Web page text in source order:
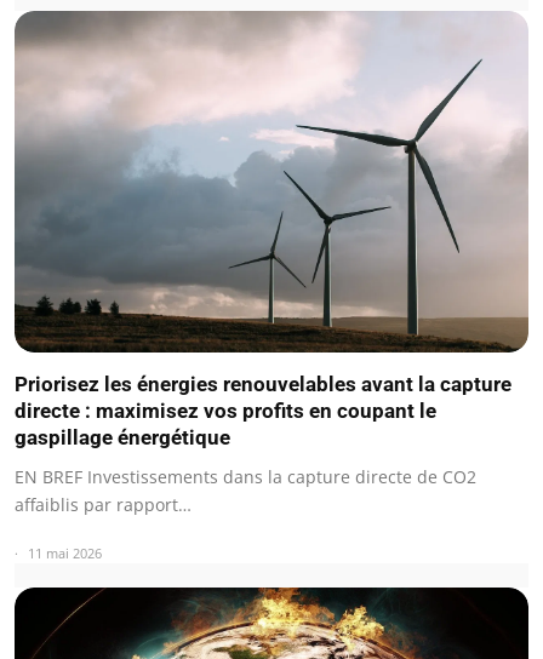
Priorisez les énergies renouvelables avant la capture
directe : maximisez vos profits en coupant le
gaspillage énergétique
EN BREF Investissements dans la capture directe de CO2
affaiblis par rapport…
11 mai 2026